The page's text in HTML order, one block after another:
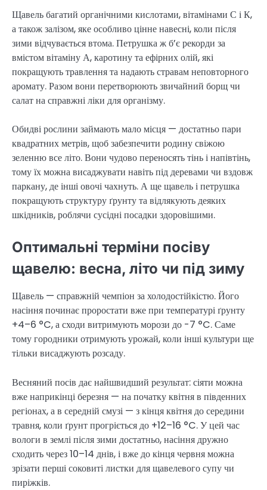
Щавель багатий органічними кислотами, вітамінами С і К,
а також залізом, яке особливо цінне навесні, коли після
зими відчувається втома. Петрушка ж б’є рекорди за
вмістом вітаміну А, каротину та ефірних олій, які
покращують травлення та надають стравам неповторного
аромату. Разом вони перетворюють звичайний борщ чи
салат на справжні ліки для організму.
Обидві рослини займають мало місця — достатньо пари
квадратних метрів, щоб забезпечити родину свіжою
зеленню все літо. Вони чудово переносять тінь і напівтінь,
тому їх можна висаджувати навіть під деревами чи вздовж
паркану, де інші овочі чахнуть. А ще щавель і петрушка
покращують структуру ґрунту та відлякують деяких
шкідників, роблячи сусідні посадки здоровішими.
Оптимальні терміни посіву
щавелю: весна, літо чи під зиму
Щавель — справжній чемпіон за холодостійкістю. Його
насіння починає проростати вже при температурі ґрунту
+4–6 °C, а сходи витримують морози до -7 °C. Саме
тому городники отримують урожай, коли інші культури ще
тільки висаджують розсаду.
Весняний посів дає найшвидший результат: сіяти можна
вже наприкінці березня — на початку квітня в південних
регіонах, а в середній смузі — з кінця квітня до середини
травня, коли ґрунт прогріється до +12–16 °C. У цей час
вологи в землі після зими достатньо, насіння дружно
сходить через 10–14 днів, і вже до кінця червня можна
зрізати перші соковиті листки для щавелевого супу чи
пиріжків.